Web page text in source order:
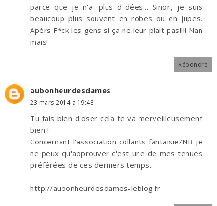
parce que je n'ai plus d'idées... Sinon, je suis
beaucoup plus souvent en robes ou en jupes.
Apèrs F*ck les gens si ça ne leur plait pas!!!! Nan
mais!
Répondre
aubonheurdesdames
23 mars 2014 à 19:48
Tu fais bien d'oser cela te va merveilleusement
bien !
Concernant l'association collants fantaisie/NB je
ne peux qu'approuver c'est une de mes tenues
préférées de ces derniers temps..
http://aubonheurdesdames-leblog.fr